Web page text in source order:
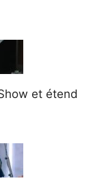
et étend